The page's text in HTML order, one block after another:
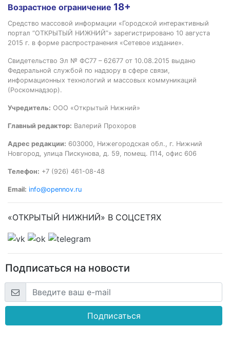
Возрастное ограничение 18+
Средство массовой информации «Городской интерактивный
портал “ОТКРЫТЫЙ НИЖНИЙ”» зарегистрировано 10 августа
2015 г. в форме распространения «Сетевое издание».
Свидетельство Эл № ФС77 – 62677 от 10.08.2015 выдано
Федеральной службой по надзору в сфере связи,
информационных технологий и массовых коммуникаций
(Роскомнадзор).
Учредитель: ООО «Открытый Нижний»
Главный редактор: Валерий Прохоров
Адрес редакции: 603000, Нижегородская обл., г. Нижний
Новгород, улица Пискунова, д. 59, помещ. П14, офис 606
Телефон: +7 (926) 461-08-48
Email: info@opennov.ru
«ОТКРЫТЫЙ НИЖНИЙ» В СОЦСЕТЯХ
Подписаться на новости
Подписаться